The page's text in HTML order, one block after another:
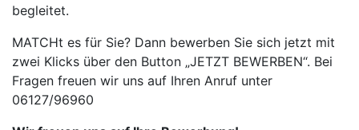
begleitet.
MATCHt es für Sie? Dann bewerben Sie sich jetzt mit
zwei Klicks über den Button „JETZT BEWERBEN“. Bei
Fragen freuen wir uns auf Ihren Anruf unter
06127/96960